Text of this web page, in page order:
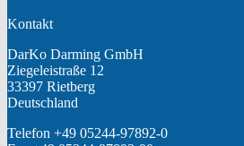
Kontakt
DarKo Darming GmbH
Ziegeleistraße 12
33397 Rietberg
Deutschland
Telefon +49 05244-97892-0